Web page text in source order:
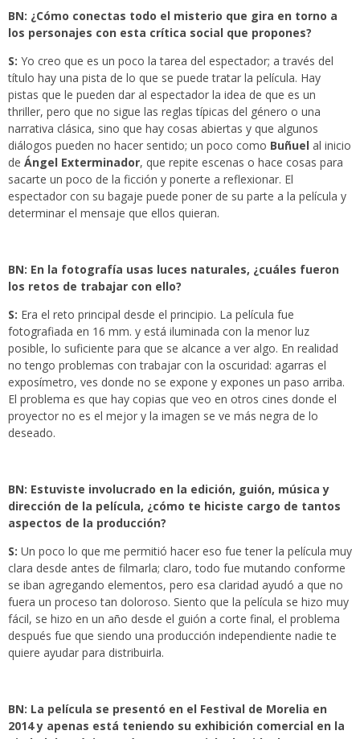
BN: ¿Cómo conectas todo el misterio que gira en torno a
los personajes con esta crítica social que propones?
S: Yo creo que es un poco la tarea del espectador; a través del
título hay una pista de lo que se puede tratar la película. Hay
pistas que le pueden dar al espectador la idea de que es un
thriller, pero que no sigue las reglas típicas del género o una
narrativa clásica, sino que hay cosas abiertas y que algunos
diálogos pueden no hacer sentido; un poco como Buñuel al inicio
de Ángel Exterminador, que repite escenas o hace cosas para
sacarte un poco de la ficción y ponerte a reflexionar. El
espectador con su bagaje puede poner de su parte a la película y
determinar el mensaje que ellos quieran.
BN: En la fotografía usas luces naturales, ¿cuáles fueron
los retos de trabajar con ello?
S: Era el reto principal desde el principio. La película fue
fotografiada en 16 mm. y está iluminada con la menor luz
posible, lo suficiente para que se alcance a ver algo. En realidad
no tengo problemas con trabajar con la oscuridad: agarras el
exposímetro, ves donde no se expone y expones un paso arriba.
El problema es que hay copias que veo en otros cines donde el
proyector no es el mejor y la imagen se ve más negra de lo
deseado.
BN: Estuviste involucrado en la edición, guión, música y
dirección de la película, ¿cómo te hiciste cargo de tantos
aspectos de la producción?
S: Un poco lo que me permitió hacer eso fue tener la película muy
clara desde antes de filmarla; claro, todo fue mutando conforme
se iban agregando elementos, pero esa claridad ayudó a que no
fuera un proceso tan doloroso. Siento que la película se hizo muy
fácil, se hizo en un año desde el guión a corte final, el problema
después fue que siendo una producción independiente nadie te
quiere ayudar para distribuirla.
BN: La película se presentó en el Festival de Morelia en
2014 y apenas está teniendo su exhibición comercial en la